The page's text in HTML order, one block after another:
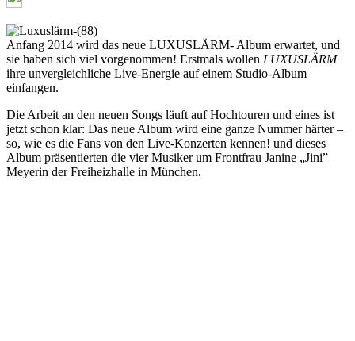
Anfang 2014 wird das neue LUXUSLÄRM- Album erwartet, und
sie haben sich viel vorgenommen! Erstmals wollen LUXUSLÄRM
ihre unvergleichliche Live-Energie auf einem Studio-Album
einfangen.
Die Arbeit an den neuen Songs läuft auf Hochtouren und eines ist
jetzt schon klar: Das neue Album wird eine ganze Nummer härter –
so, wie es die Fans von den Live-Konzerten kennen! und dieses
Album präsentierten die vier Musiker um Frontfrau Janine „Jini”
Meyerin der Freiheizhalle in München.